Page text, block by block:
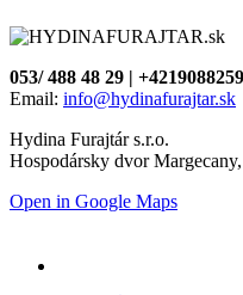
053/ 488 48 29 |
Email: info@hydinafurajtar.sk
Hydina Furajtár s.r.o.
Hospodársky dvor
Open in Google Maps